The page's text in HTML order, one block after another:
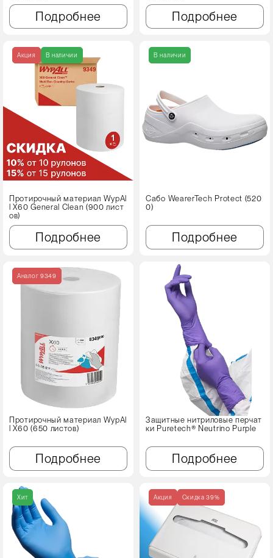
Подробнее Подробнее
Акция В наличии
Протирочный материал WypAl
l X60 Genеral Clean (900 лист
ов)
Подробнее
В наличии
Сабо WearerTech Protect (520
0)
Подробнее
Аналог 9349
Протирочный материал WypAl
l X60 (650 листов)
Подробнее
Защитные нитриловые перчат
ки Puretech® Neutrino Purple
Подробнее
Хит Акция Cкидка 39%